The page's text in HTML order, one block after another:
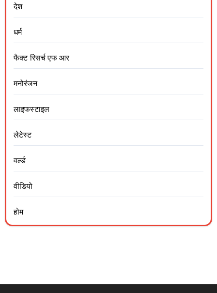
देश
धर्म
फैक्ट रिसर्च एफ आर
मनोरंजन
लाइफस्टाइल
लेटेस्ट
वर्ल्ड
वीडियो
होम